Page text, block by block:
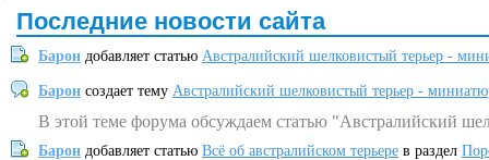
Последние новости сайта
Барон добавляет статью Австралийский шелковистый терьер -
Барон создает тему Австралийский шелковистый терьер -
В этой теме форума обсуждаем статью "Австралийский
Барон добавляет статью Всё об австралийском терьере в раздел